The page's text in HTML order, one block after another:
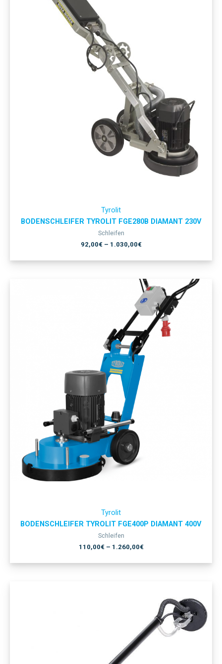
Tyrolit
BODENSCHLEIFER TYROLIT FGE280B DIAMANT 230V
Schleifen
92,00€– 1.030,00€
Tyrolit
BODENSCHLEIFER TYROLIT FGE400P DIAMANT 400V
Schleifen
110,00€– 1.260,00€